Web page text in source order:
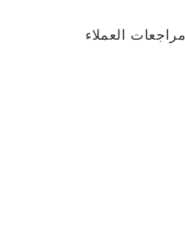
مراجعات العملاء